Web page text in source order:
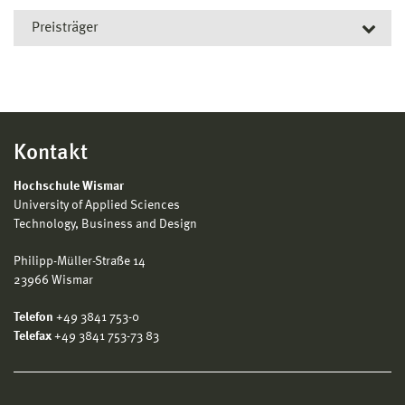
Preisträger
mit je 500 Euro ausgezeichnet, die sich im
Studierenden eingesetzt hat.
2025
Marc Joseph Arpon, Leon Gehrmann, Mirjam Löding,
2024
Sleeboom und Mia-Fine Pfeifer sowie Sascha Zufelde
Kontakt
Hochschule Wismar
University of Applied Sciences
Technology, Business and Design
Philipp-Müller-Straße 14
23966 Wismar
Telefon +49 3841 753-0
Telefax +49 3841 753-73 83